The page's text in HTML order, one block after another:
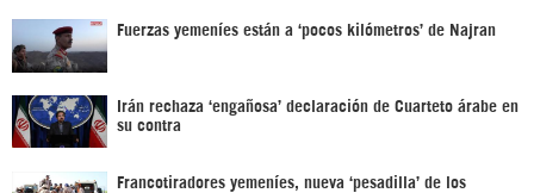
Fuerzas yemeníes están a ‘pocos kilómetros’ de Najran
Irán rechaza ‘engañosa’ declaración de Cuarteto árabe en
su contra
Francotiradores yemeníes, nueva ‘pesadilla’ de los